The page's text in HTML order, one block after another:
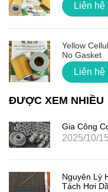
Liên hệ
Yellow
No Gasket
Liên hệ
ĐƯỢC XEM NHIỀU
Gia Công
2025/10/15
Nguyên Lý
Tách Hơi